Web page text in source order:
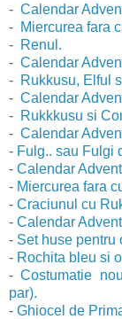
- Calendar
- Miercurea fara
- Renul.
- Calendar
- Rukkusu, Elful
- Calendar
- Rukkkusu si
- Calendar
- Fulg.. sau Fulgi
- Calendar
- Miercurea fara
- Craciunul cu
- Calendar
- Set huse pentru
- Rochita bleu si
-Costumatie
par).
- Ghiocel de